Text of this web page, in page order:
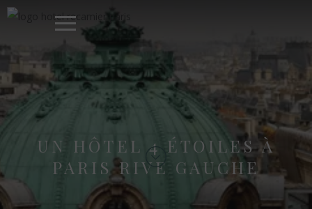
UN HÔTEL 4 ÉTOILES À
PARIS RIVE GAUCHE